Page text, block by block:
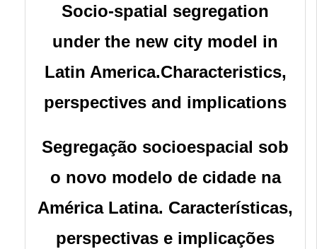
Socio-spatial segregation
under the new city model in
Latin America.Characteristics,
perspectives and implications
Segregação socioespacial sob
o novo modelo de cidade na
América Latina. Características,
perspectivas e implicações